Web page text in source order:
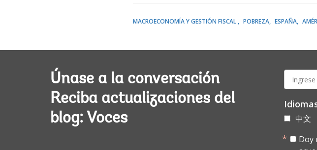
MACROECONOMÍA Y GESTIÓN FISCAL POBREZA ESPAÑA
Únase a la conversación
Reciba actualizaciones del
blog: Voces
mail:
中文
Doy